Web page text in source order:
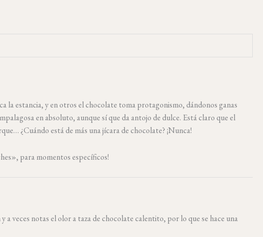
la estancia, y en otros el chocolate toma protagonismo, dándonos ganas
en absoluto, aunque sí que da antojo de dulce. Está claro que el
¿Cuándo está de más una jícara de chocolate? ¡Nunca!
para momentos específicos!
veces notas el olor a taza de chocolate calentito, por lo que se hace una